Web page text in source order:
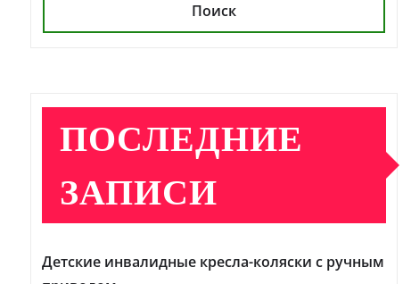
Поиск
ПОСЛЕДНИЕ
ЗАПИСИ
Детские инвалидные кресла-коляски с ручным